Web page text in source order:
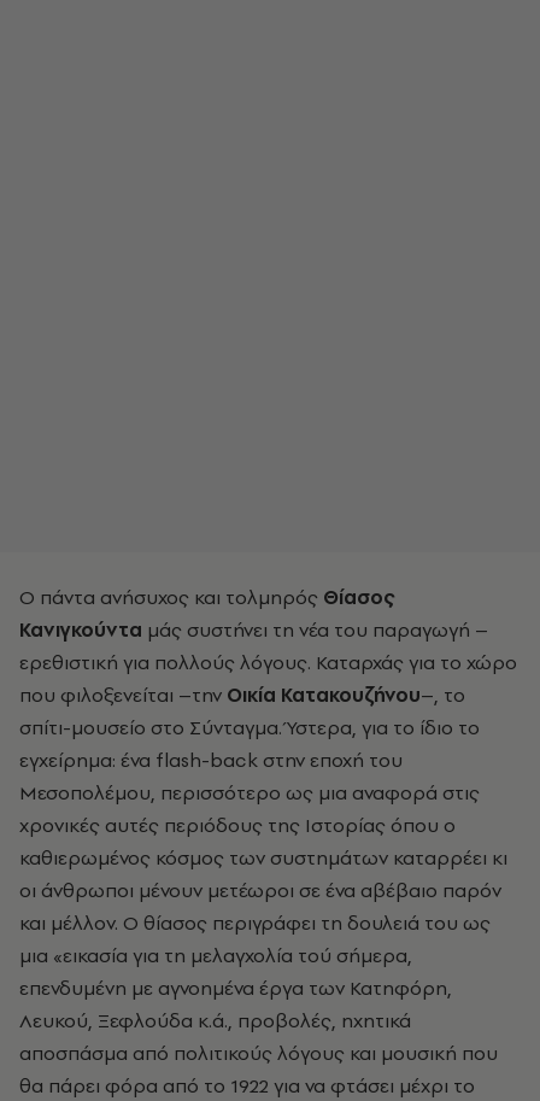
Ο πάντα ανήσυχος και τολμηρός Θίασος
Κανιγκούντα μάς συστήνει τη νέα του παραγωγή –
ερεθιστική για πολλούς λόγους. Καταρχάς για το χώρο
που φιλοξενείται –την Οικία Κατακουζήνου–, το
σπίτι-μουσείο στο Σύνταγμα. Ύστερα, για το ίδιο το
εγχείρημα: ένα flash-back στην εποχή του
Μεσοπολέμου, περισσότερο ως μια αναφορά στις
χρονικές αυτές περιόδους της Ιστορίας όπου ο
καθιερωμένος κόσμος των συστημάτων καταρρέει κι
οι άνθρωποι μένουν μετέωροι σε ένα αβέβαιο παρόν
και μέλλον. O θίασος περιγράφει τη δουλειά του ως
μια «εικασία για τη μελαγχολία τού σήμερa,
επενδυμένη με αγνοημένα έργα των Κατηφόρη,
Λευκού, Ξεφλούδα κ.ά., προβολές, ηχητικά
αποσπάσμα από πολιτικούς λόγους και μουσική που
θα πάρει φόρα από το 1922 για να φτάσει μέχρι το